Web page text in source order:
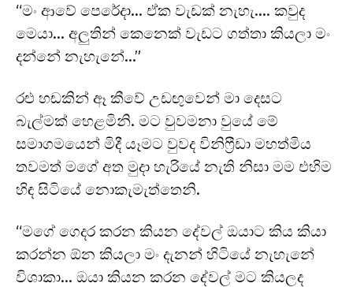
“මං ආවේ පෙරේදා… ඒක වැඩක් නැහැ…. කවුද
මෙයා… අලුතින් කෙනෙක් වැඩට ගත්තා කියලා මං
දන්නේ නැහැනේ…”
රළු හඬකින් ඈ කීවේ උඩඟුවෙන් මා දෙසට
බැල්මක් හෙළමිනි. මට වුවමනා වුයේ මේ
සමාගමයෙන් මිදී යෑමට වුවද විනිෆ්‍රීඩා මහත්මිය
තවමත් මගේ අත මුදා හැරියේ නැති නිසා මම එහිම
හිඳ සිටියේ නොකැමැත්තෙනි.
“මගේ ගෙදර කරන කියන දේවල් ඔයාට කිය කියා
කරන්න ඕන කියලා මං දැනන් හිටියේ නැහැනේ
විශාකා… ඔයා කියන කරන දේවල් මට කියලද